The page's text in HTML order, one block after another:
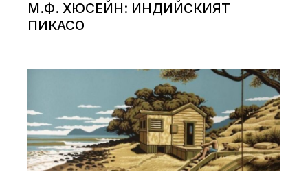
М.Ф. ХЮСЕЙН: ИНДИЙСКИЯТ
ПИКАСО